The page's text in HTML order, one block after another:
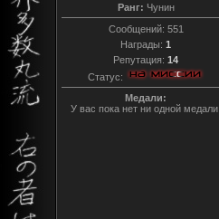
Ранг: Чунин
Сообщений: 551
Награды: 1
Репутация: 14
Статус:
Медали:
У вас пока нет ни одной медали.